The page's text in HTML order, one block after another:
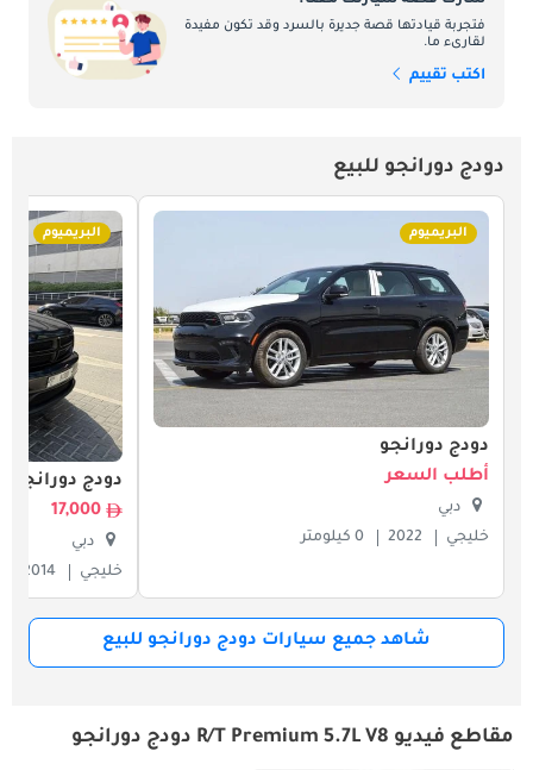
فتجربة قيادتها قصة جديرة بالسرد وقد تكون مفيدة
لقارىء ما.
اكتب تقييم
دودج دورانجو للبيع
البريميوم
دودج دورانجو
أطلب السعر
دبي
خليجي
2022 0 كيلومتر
البريميوم
دودج دورانجو
17,000
دبي
خليجي
2014
شاهد جميع سيارات دودج دورانجو للبيع
مقاطع فيديو R/T Premium 5.7L V8 دودج دورانجو